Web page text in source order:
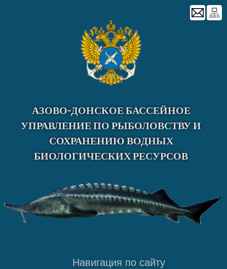
АЗОВО-ДОНСКОЕ БАССЕЙНОЕ
УПРАВЛЕНИЕ ПО РЫБОЛОВСТВУ И
СОХРАНЕНИЮ ВОДНЫХ
БИОЛОГИЧЕСКИХ РЕСУРСОВ
Главная
Навигация по сайту